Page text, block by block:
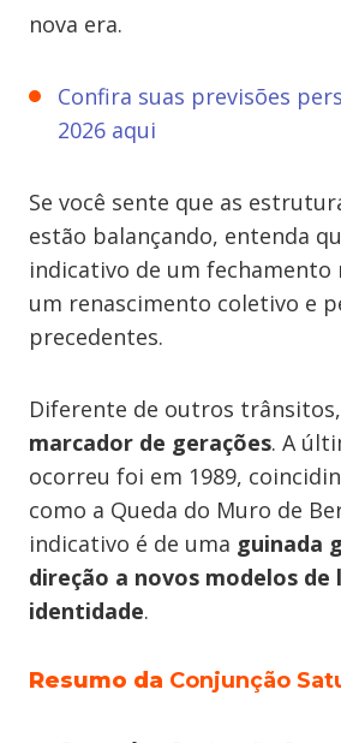
nova era.
Confira suas previsões
2026 aqui
Se você sente que as
estão balançando, entenda
indicativo de um fechamento
um renascimento coletivo e
precedentes.
Diferente de outros
marcador de gerações. A
ocorreu foi em 1989,
como a Queda do Muro de
indicativo é de uma guinada
direção a novos modelos de
identidade.
Resumo da Conjunção